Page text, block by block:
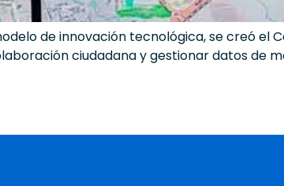
de innovación tecnológica, se creó el
ciudadana y gestionar datos de